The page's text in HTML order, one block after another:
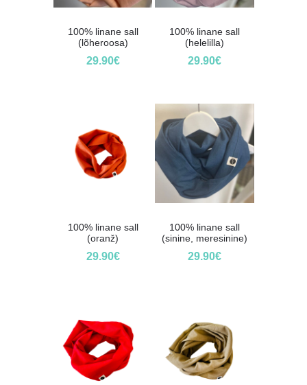
100% linane sall
(lõheroosa)
29.90€
100% linane sall
(helelilla)
29.90€
100% linane sall
(oranž)
29.90€
100% linane sall
(sinine, meresinine)
29.90€